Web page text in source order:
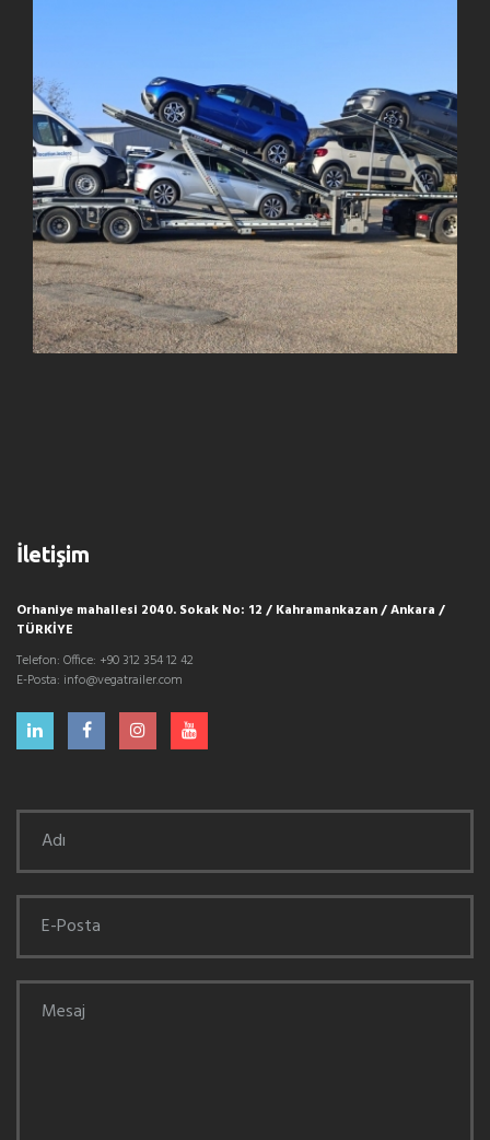
İletişim
Orhaniye mahallesi 2040. Sokak No: 12 / Kahramankazan / Ankara /
TÜRKİYE
Telefon: Office: +90 312 354 12 42
E-Posta: info@vegatrailer.com